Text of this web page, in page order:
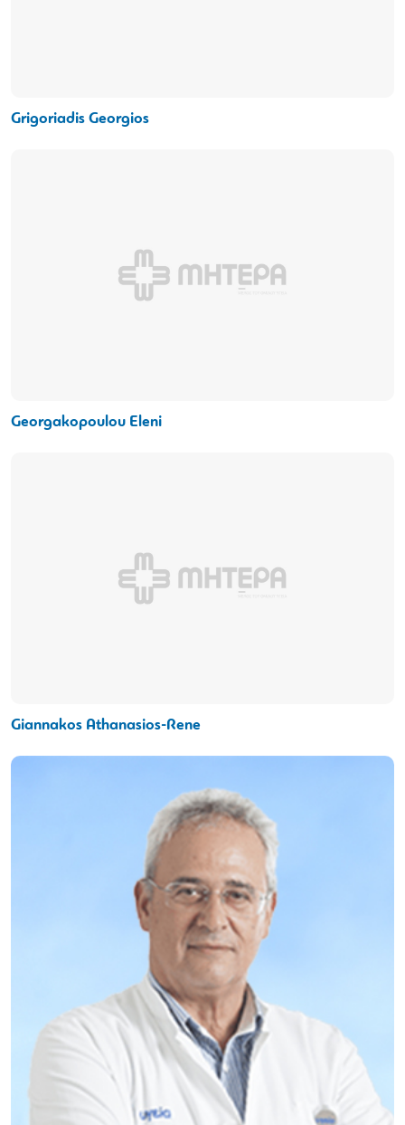
Grigoriadis Georgios
Georgakopoulou Eleni
Giannakos Athanasios-Rene